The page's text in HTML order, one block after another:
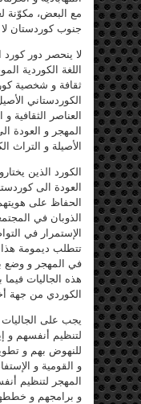
مع البعض، مكوّنة
جنوب كوردستان
لا ينحصر دور
اللغة الكوردية
ثقافة و شخصية
الكوردستاني
العناصر الثقافية
المهجر و العودة
الأصيلة و التراث
الكورد الذين
العودة الى
الحفاظ على
الذوبان في
الإستمرار في
تتطلب ديمومة هذا
في المهجر و وضع
هذه الجاليات
الكوردي من جهة
يجب على الجاليات
لتنظيم أنفسهم و
للنهوض بهم و
و القومية و
المهجر لتنظيم
و برامجهم و